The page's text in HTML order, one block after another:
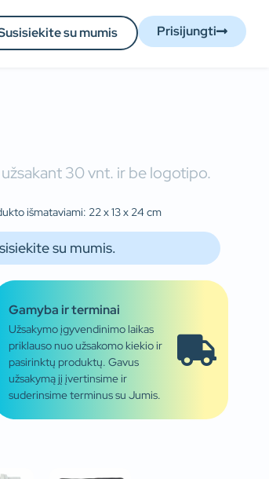
su mumis Prisijungti
30 vnt. ir be logotipo.
išmataviami: 22 x 13 x 24 cm
su mumis.
Gamyba ir terminai
Užsakymo įgyvendinimo laikas
priklauso nuo užsakomo kiekio ir
pasirinktų produktų. Gavus
užsakymą jį įvertinsime ir
suderinsime terminus su Jumis.